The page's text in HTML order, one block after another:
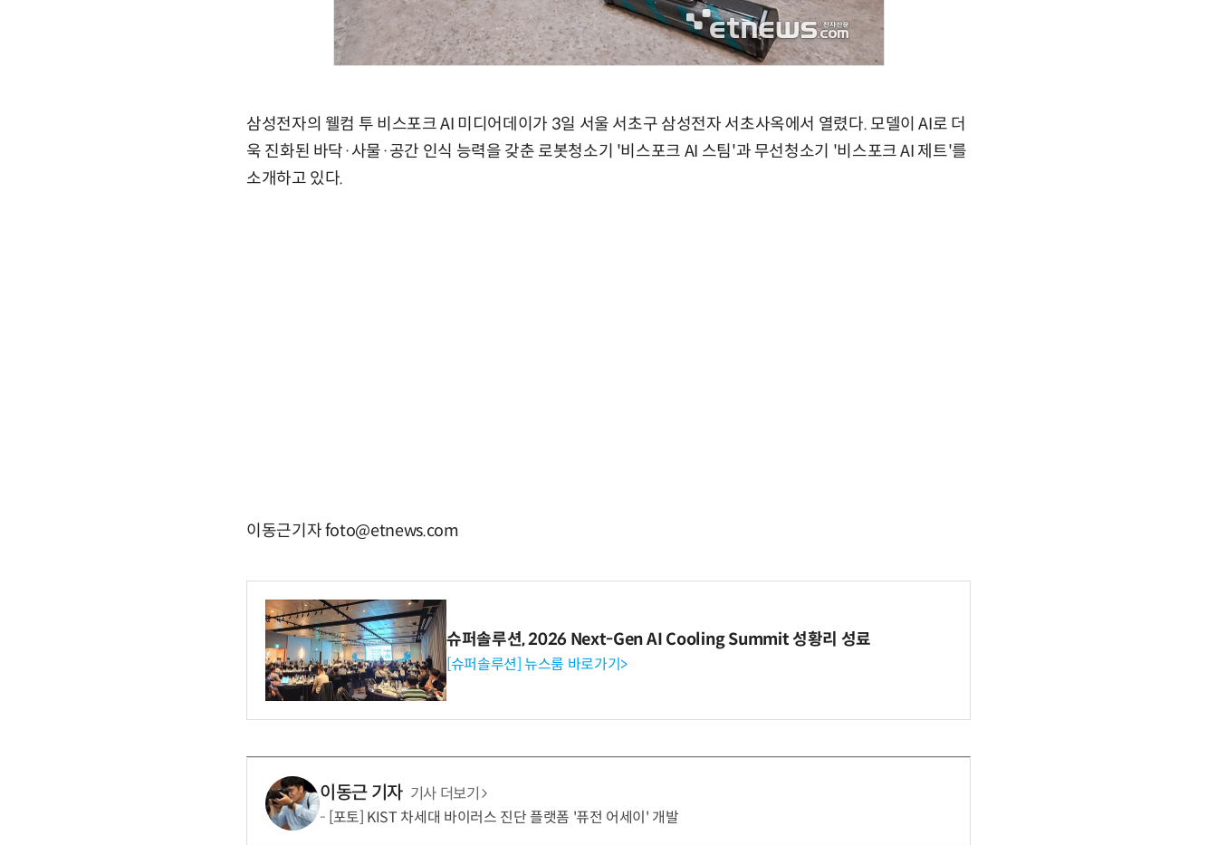
삼성전자의 웰컴 투 비스포크 AI 미디어데이가 3일 서울 서초구 삼성전자 서초사옥에서 열렸다. 모델이 AI로 더
욱 진화된 바닥·사물·공간 인식 능력을 갖춘 로봇청소기 '비스포크 AI 스팀'과 무선청소기 '비스포크 AI 제트'를
소개하고 있다.
이동근기자 foto@etnews.com
슈퍼솔루션, 2026 Next-Gen AI Cooling Summit 성황리 성료
[슈퍼솔루션] 뉴스룸 바로가기>
이동근 기자 기사 더보기
[포토] KIST 차세대 바이러스 진단 플랫폼 '퓨전 어세이' 개발